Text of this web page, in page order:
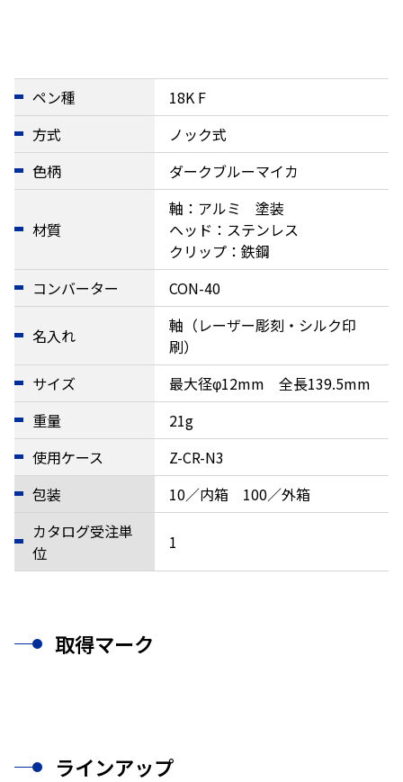
ペン種
18K F
方式
ノック式
色柄
ダークブルーマイカ
材質
軸：アルミ 塗装
ヘッド：ステンレス
クリップ：鉄鋼
コンバーター
CON-40
名入れ
軸（レーザー彫刻・シルク印
刷）
サイズ
最大径φ12mm 全長139.5mm
重量
21g
使用ケース
Z-CR-N3
包装
10／内箱 100／外箱
カタログ受注単
位
1
取得マーク
ラインアップ